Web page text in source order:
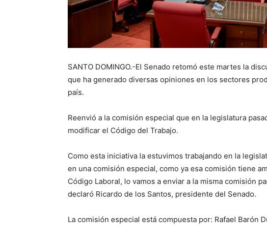
SANTO DOMINGO.-El Senado retomó este martes la
que ha generado diversas opiniones en los sectores
país.
Reenvió a la comisión especial que en la legislatura
modificar el Código del Trabajo.
Como esta iniciativa la estuvimos trabajando en la
en una comisión especial, como ya esa comisión tiene
Código Laboral, lo vamos a enviar a la misma comisión
declaró Ricardo de los Santos, presidente del Senado.
La comisión especial está compuesta por: Rafael Barón